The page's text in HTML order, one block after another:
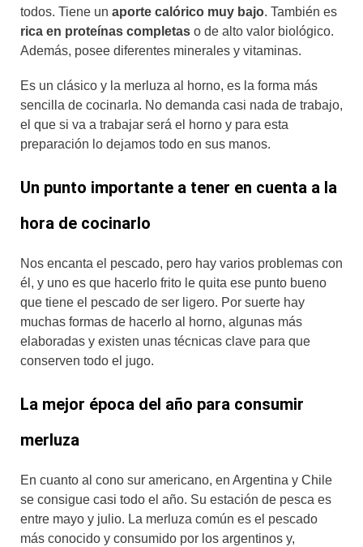
todos. Tiene un aporte calórico muy bajo. También es
rica en proteínas completas o de alto valor biológico.
Además, posee diferentes minerales y vitaminas.
Es un clásico y la merluza al horno, es la forma más
sencilla de cocinarla. No demanda casi nada de trabajo,
el que si va a trabajar será el horno y para esta
preparación lo dejamos todo en sus manos.
Un punto importante a tener en cuenta a la
hora de cocinarlo
Nos encanta el pescado, pero hay varios problemas con
él, y uno es que hacerlo frito le quita ese punto bueno
que tiene el pescado de ser ligero. Por suerte hay
muchas formas de hacerlo al horno, algunas más
elaboradas y existen unas técnicas clave para que
conserven todo el jugo.
La mejor época del año para consumir
merluza
En cuanto al cono sur americano, en Argentina y Chile
se consigue casi todo el año. Su estación de pesca es
entre mayo y julio. La merluza común es el pescado
más conocido y consumido por los argentinos y,